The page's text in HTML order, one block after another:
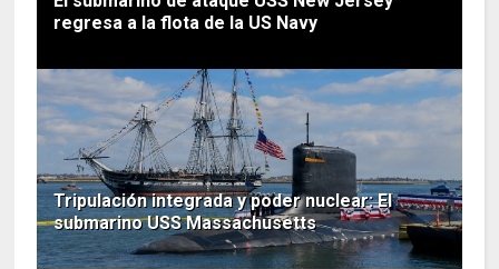
regresa a la flota de la US Navy
Tripulación integrada y poder nuclear: El
submarino USS Massachusetts